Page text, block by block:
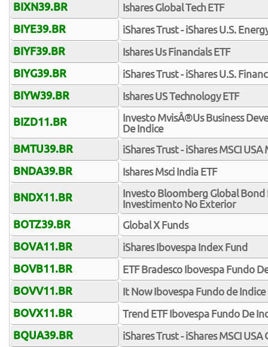
BIXN39.BR
Ishares Global Tech ETF
BIYE39.BR
iShares Trust - iShares U.S.
BIYF39.BR
Ishares Us Financials ETF
BIYG39.BR
iShares Trust - iShares U.S.
BIYW39.BR
Ishares US Technology ETF
BIZD11.BR
Investo MvisÂ®Us Business
De Indice
BMTU39.BR
iShares Trust - iShares MSCI
BNDA39.BR
Ishares Msci India ETF
BNDX11.BR
Investo Bloomberg Global Bond
Investimento No Exterior
BOTZ39.BR
Global X Funds
BOVA11.BR
iShares Ibovespa Index Fund
BOVB11.BR
ETF Bradesco Ibovespa Fundo
BOVV11.BR
It Now Ibovespa Fundo de Indice
BOVX11.BR
Trend ETF Ibovespa Fundo De
BQUA39.BR
iShares Trust - iShares MSCI